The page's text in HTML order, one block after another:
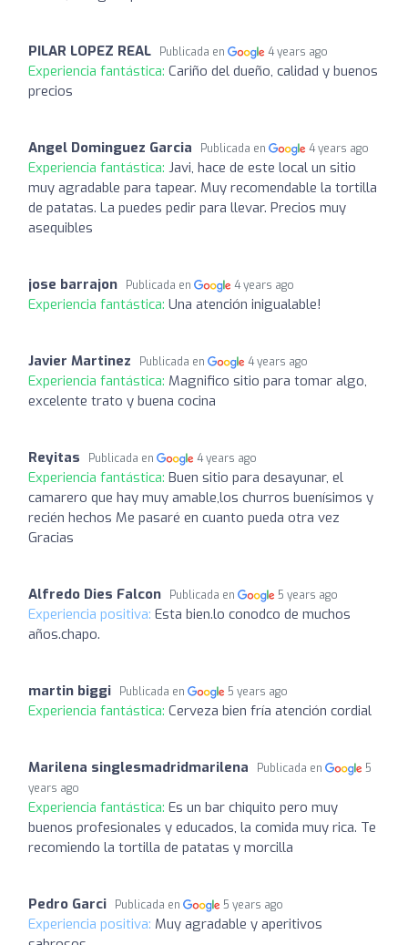
PILAR LOPEZ REAL Publicada en 4 years ago
Experiencia fantástica: Cariño del dueño, calidad y buenos
precios
Angel Dominguez Garcia Publicada en 4 years ago
Experiencia fantástica: Javi, hace de este local un sitio
muy agradable para tapear. Muy recomendable la tortilla
de patatas. La puedes pedir para llevar. Precios muy
asequibles
jose barrajon Publicada en 4 years ago
Experiencia fantástica: Una atención inigualable!
Javier Martinez Publicada en 4 years ago
Experiencia fantástica: Magnifico sitio para tomar algo,
excelente trato y buena cocina
Reyitas Publicada en 4 years ago
Experiencia fantástica: Buen sitio para desayunar, el
camarero que hay muy amable,los churros buenísimos y
recién hechos Me pasaré en cuanto pueda otra vez
Gracias
Alfredo Dies Falcon Publicada en 5 years ago
Experiencia positiva: Esta bien.lo conodco de muchos
años.chapo.
martin biggi Publicada en 5 years ago
Experiencia fantástica: Cerveza bien fría atención cordial
Marilena singlesmadridmarilena Publicada en
5
years ago
Experiencia fantástica: Es un bar chiquito pero muy
buenos profesionales y educados, la comida muy rica. Te
recomiendo la tortilla de patatas y morcilla
Pedro Garci Publicada en 5 years ago
Experiencia positiva: Muy agradable y aperitivos